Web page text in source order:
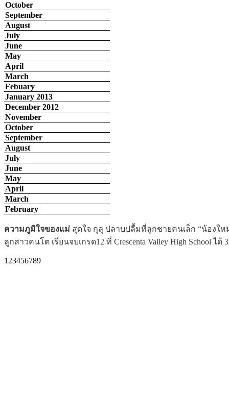
October
September
August
July
June
May
April
March
Febuary
January 2013
December 2012
November
October
September
August
July
June
May
April
March
February
ญาติมิตรต่างยินดีขอแสดงความยินดีกับ น้องน้ำหวาน พิมพ์วลี
สาขา Marine Biology (B.S.) Hawaii University at Manoa,
1 23456789